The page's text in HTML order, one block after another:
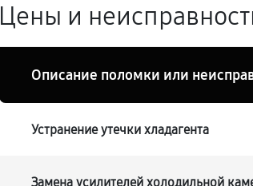
Цены и
Описание поломки или
Устранение утечки хладагента
Замена усилителей холодильной